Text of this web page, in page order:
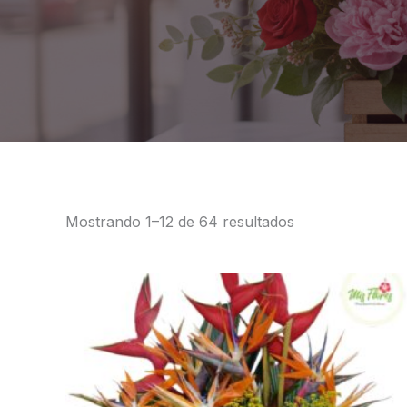
Mostrando 1–12 de 64 resultados